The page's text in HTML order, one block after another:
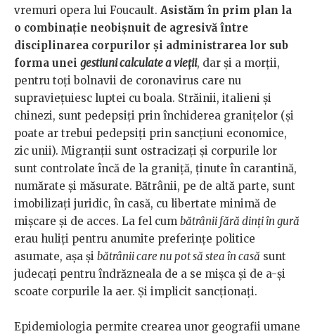
vremuri opera lui Foucault. Asistăm în prim plan la
o combinație neobișnuit de agresivă între
disciplinarea corpurilor și administrarea lor sub
forma unei gestiuni calculate a vieții, dar și a morții,
pentru toți bolnavii de coronavirus care nu
supraviețuiesc luptei cu boala. Străinii, italieni și
chinezi, sunt pedepsiți prin închiderea granițelor (și
poate ar trebui pedepsiți prin sancțiuni economice,
zic unii). Migranții sunt ostracizați și corpurile lor
sunt controlate încă de la graniță, ținute în carantină,
numărate și măsurate. Bătrânii, pe de altă parte, sunt
imobilizați juridic, în casă, cu libertate minimă de
mișcare și de acces. La fel cum bătrânii fără dinți în gură
erau huliți pentru anumite preferințe politice
asumate, așa și bătrânii care nu pot să stea în casă sunt
judecați pentru îndrăzneala de a se mișca și de a-și
scoate corpurile la aer. Și implicit sancționați.
Epidemiologia permite crearea unor geografii umane